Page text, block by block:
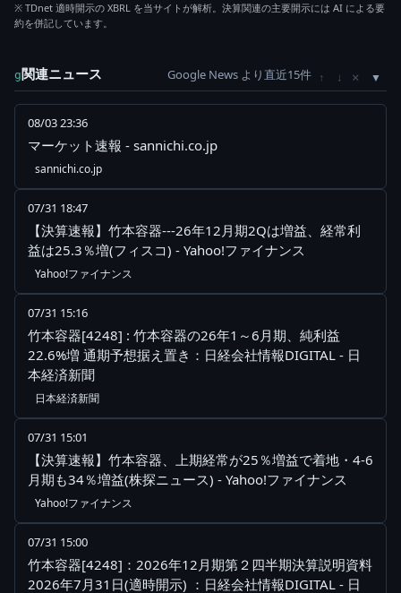
※ TDnet 適時開示の XBRL を当サイトが解析。決算関連の主要開示には AI による要
約を併記しています。
g関連ニュース Google News より直近15件 ↑ ↓ ×
08/03 23:36
マーケット速報 - sannichi.co.jp
sannichi.co.jp
07/31 18:47
【決算速報】竹本容器---26年12月期2Qは増益、経常利
益は25.3％増(フィスコ) - Yahoo!ファイナンス
Yahoo!ファイナンス
07/31 15:16
竹本容器[4248] : 竹本容器の26年1～6月期、純利益
22.6%増 通期予想据え置き：日経会社情報DIGITAL - 日
本経済新聞
日本経済新聞
07/31 15:01
【決算速報】竹本容器、上期経常が25％増益で着地・4-6
月期も34％増益(株探ニュース) - Yahoo!ファイナンス
Yahoo!ファイナンス
07/31 15:00
竹本容器[4248]：2026年12月期第２四半期決算説明資料
2026年7月31日(適時開示) ：日経会社情報DIGITAL - 日